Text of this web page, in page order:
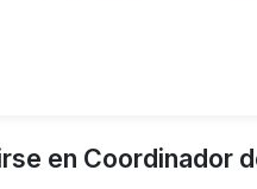
en Coordinador